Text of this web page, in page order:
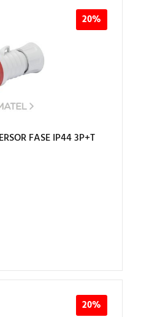
20%
FASE IP44 3P+T
20%